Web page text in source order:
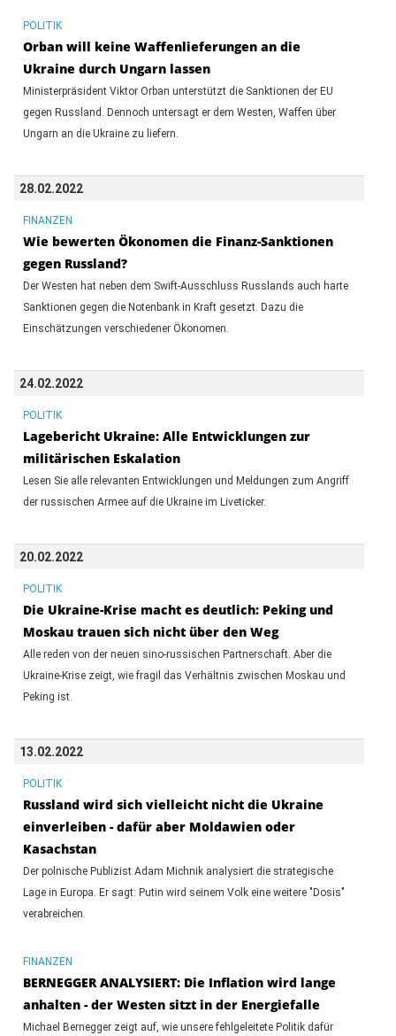
POLITIK
Orban will keine Waffenlieferungen an die
Ukraine durch Ungarn lassen
Ministerpräsident Viktor Orban unterstützt die Sanktionen der EU
gegen Russland. Dennoch untersagt er dem Westen, Waffen über
Ungarn an die Ukraine zu liefern.
28.02.2022
FINANZEN
Wie bewerten Ökonomen die Finanz-Sanktionen
gegen Russland?
Der Westen hat neben dem Swift-Ausschluss Russlands auch harte
Sanktionen gegen die Notenbank in Kraft gesetzt. Dazu die
Einschätzungen verschiedener Ökonomen.
24.02.2022
POLITIK
Lagebericht Ukraine: Alle Entwicklungen zur
militärischen Eskalation
Lesen Sie alle relevanten Entwicklungen und Meldungen zum Angriff
der russischen Armee auf die Ukraine im Liveticker.
20.02.2022
POLITIK
Die Ukraine-Krise macht es deutlich: Peking und
Moskau trauen sich nicht über den Weg
Alle reden von der neuen sino-russischen Partnerschaft. Aber die
Ukraine-Krise zeigt, wie fragil das Verhältnis zwischen Moskau und
Peking ist.
13.02.2022
POLITIK
Russland wird sich vielleicht nicht die Ukraine
einverleiben - dafür aber Moldawien oder
Kasachstan
Der polnische Publizist Adam Michnik analysiert die strategische
Lage in Europa. Er sagt: Putin wird seinem Volk eine weitere "Dosis"
verabreichen.
FINANZEN
BERNEGGER ANALYSIERT: Die Inflation wird lange
anhalten - der Westen sitzt in der Energiefalle
Michael Bernegger zeigt auf, wie unsere fehlgeleitete Politik dafür